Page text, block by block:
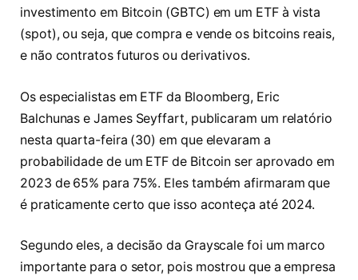
investimento em Bitcoin (GBTC) em um ETF à vista
(spot), ou seja, que compra e vende os bitcoins reais,
e não contratos futuros ou derivativos.
Os especialistas em ETF da Bloomberg, Eric
Balchunas e James Seyffart, publicaram um relatório
nesta quarta-feira (30) em que elevaram a
probabilidade de um ETF de Bitcoin ser aprovado em
2023 de 65% para 75%. Eles também afirmaram que
é praticamente certo que isso aconteça até 2024.
Segundo eles, a decisão da Grayscale foi um marco
importante para o setor, pois mostrou que a empresa